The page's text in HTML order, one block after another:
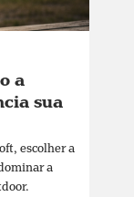
a
sua
escolher a
a